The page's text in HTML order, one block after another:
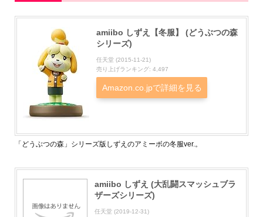
amiibo しずえ【冬服】 (どうぶつの森
シリーズ)
任天堂 (2015-11-21)
売り上げランキング: 4,497
Amazon.co.jpで詳細を見る
「どうぶつの森」シリーズ版しずえのアミーボの冬服ver.。
amiibo しずえ (大乱闘スマッシュブラ
ザーズシリーズ)
任天堂 (2019-12-31)